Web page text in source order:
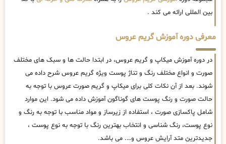
بین المللی ارائه می کند .
معرفی دوره آموزش گریم عروس
در دوره آموزش میکاپ و گریم عروس، در ابتدا حالت ها و سبک های مختلف
صورت و انواع مختلف رنگ و تناژ پوست ویژه گریم عروس شرح داده می
شوند. بعد از آن نکات کلی برای میکاپ و گریم صورت عروس با توجه به
حالت صورت و رنگ پوست های گوناگون آموزش داده می شود. این موارد
شامل پاکسازی صورت ، استفاده از زیرساز و مواد مناسب با توجه به رنگ و
نوع پوست، رنگ شناسی و انتخاب بهترین رنگ با توجه به نوع پوست ،
جدیدترین متد آرایش عروس و…. می باشد.